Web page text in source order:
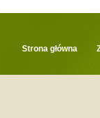
Strona główna